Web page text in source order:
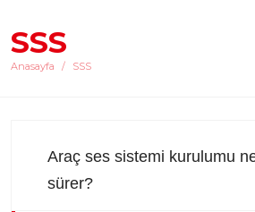
SSS
Anasayfa SSS
Araç ses sistemi kurulumu
sürer?